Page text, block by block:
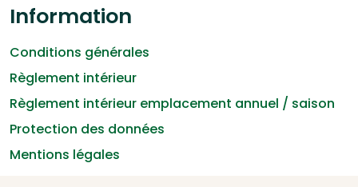
Information
Conditions générales
Règlement intérieur
Règlement intérieur emplacement annuel / saison
Protection des données
Mentions légales